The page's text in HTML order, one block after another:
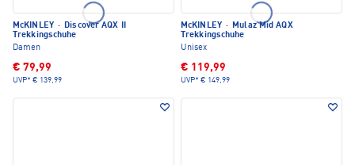
McKINLEY · Discover AQX II
Trekkingschuhe
Damen
€ 79,99
UVP* € 139,99
McKINLEY · Mulaz Mid AQX
Trekkingschuhe
Unisex
€ 119,99
UVP* € 149,99